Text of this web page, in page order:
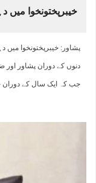
خیبرپختونخوا میں
جب کہ ایک سال کے دوران